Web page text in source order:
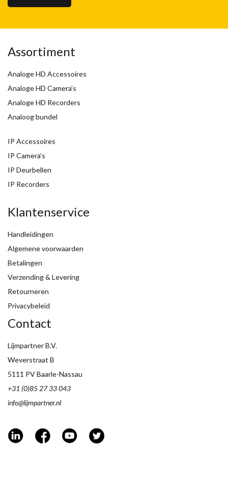
Assortiment
Analoge HD Accessoires
Analoge HD Camera’s
Analoge HD Recorders
Analoog bundel
IP Accessoires
IP Camera’s
IP Deurbellen
IP Recorders
Klantenservice
Handleidingen
Algemene voorwaarden
Betalingen
Verzending & Levering
Retourneren
Privacybeleid
Contact
Lijmpartner B.V.
Weverstraat B
5111 PV Baarle-Nassau
+31 (0)85 27 33 043
info@lijmpartner.nl